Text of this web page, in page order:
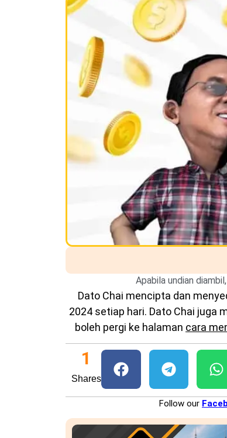
Apabila undian
Dato Chai mencipta dan
2024 setiap hari. Dato Chai juga
boleh pergi ke halaman cara
Shares
1
Follow our